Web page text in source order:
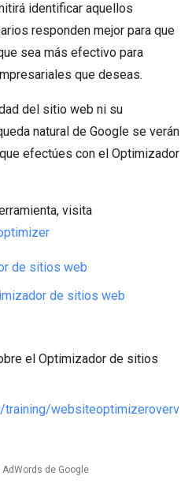
identificar aquellos
responden mejor para que
sea más efectivo para
que deseas.
del sitio web ni su
natural de Google se verán
efectúes con el Optimizador
visita
de sitios web
de sitios web
el Optimizador de sitios
websiteoptimizeroverv
de Google